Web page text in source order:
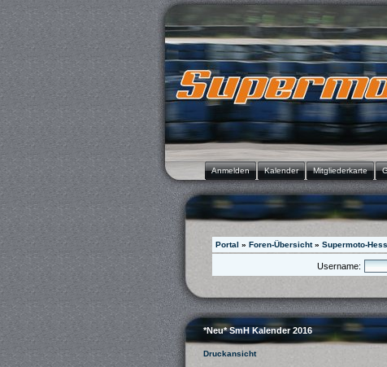
Anmelden Kalender Mitgliederkarte
Portal » Foren-Übersicht» Supermoto-
Username:
*Neu* SmH Kalender 2016
Druckansicht